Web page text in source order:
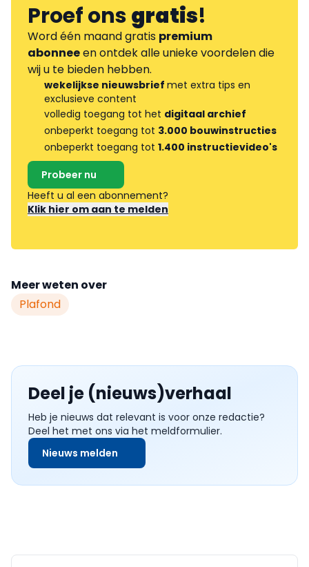
Proef onsgratis!
Word één maand gratis premium
abonneeen ontdek alle unieke voordelen die
wij u te bieden hebben.
wekelijkse nieuwsbrief met extra tips en
exclusieve content
volledig toegang tot het digitaal archief
onbeperkt toegang tot 3.000 bouwinstructies
onbeperkt toegang tot 1.400 instructievideo's
Probeer nu
Heeft u al een abonnement?
Klik hier om aan te melden
Meer weten over
Plafond
Deel je (nieuws)verhaal
Heb je nieuws dat relevant is voor onze redactie?
Deel het met ons via het meldformulier.
Nieuws melden